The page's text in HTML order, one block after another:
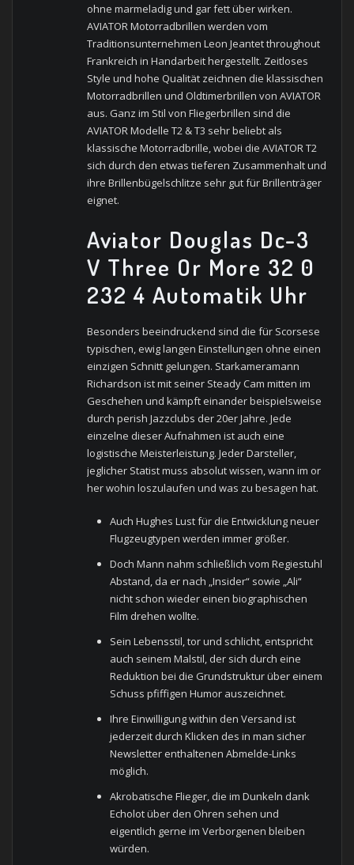
ohne marmeladig und gar fett über wirken.
AVIATOR Motorradbrillen werden vom
Traditionsunternehmen Leon Jeantet throughout
Frankreich in Handarbeit hergestellt. Zeitloses
Style und hohe Qualität zeichnen die klassischen
Motorradbrillen und Oldtimerbrillen von AVIATOR
aus. Ganz im Stil von Fliegerbrillen sind die
AVIATOR Modelle T2 & T3 sehr beliebt als
klassische Motorradbrille, wobei die AVIATOR T2
sich durch den etwas tieferen Zusammenhalt und
ihre Brillenbügelschlitze sehr gut für Brillenträger
eignet.
Aviator Douglas Dc-3
V Three Or More 32 0
232 4 Automatik Uhr
Besonders beeindruckend sind die für Scorsese
typischen, ewig langen Einstellungen ohne einen
einzigen Schnitt gelungen. Starkameramann
Richardson ist mit seiner Steady Cam mitten im
Geschehen und kämpft einander beispielsweise
durch perish Jazzclubs der 20er Jahre. Jede
einzelne dieser Aufnahmen ist auch eine
logistische Meisterleistung. Jeder Darsteller,
jeglicher Statist muss absolut wissen, wann im or
her wohin loszulaufen und was zu besagen hat.
Auch Hughes Lust für die Entwicklung neuer
Flugzeugtypen werden immer größer.
Doch Mann nahm schließlich vom Regiestuhl
Abstand, da er nach „Insider“ sowie „Ali“
nicht schon wieder einen biographischen
Film drehen wollte.
Sein Lebensstil, tor und schlicht, entspricht
auch seinem Malstil, der sich durch eine
Reduktion bei die Grundstruktur über einem
Schuss pfiffigen Humor auszeichnet.
Ihre Einwilligung within den Versand ist
jederzeit durch Klicken des in man sicher
Newsletter enthaltenen Abmelde-Links
möglich.
Akrobatische Flieger, die im Dunkeln dank
Echolot über den Ohren sehen und
eigentlich gerne im Verborgenen bleiben
würden.